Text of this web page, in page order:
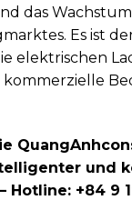
das
Es ist
elektrischen
und
Hotline: +84 9